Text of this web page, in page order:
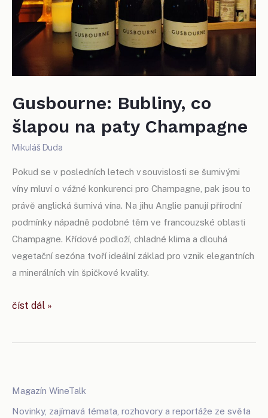
Gusbourne: Bubliny, co
šlapou na paty Champagne
Mikuláš Duda
Pokud se v posledních letech v souvislosti se šumivými
víny mluví o vážné konkurenci pro Champagne, pak jsou to
právě anglická šumivá vína. Na jihu Anglie panují přírodní
podmínky nápadně podobné těm ve francouzské oblasti
Champagne. Křídové podloží, chladné klima a dlouhá
vegetační sezóna tvoří ideální základ pro vznik elegantních
a minerálních vín špičkové kvality.
gusbourne:
paty
champagne
číst dál »
Magazín WineTalk
Novinky, zajímavá témata, rozhovory a reportáže ze světa